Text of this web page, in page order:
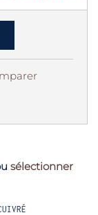
sélectionner